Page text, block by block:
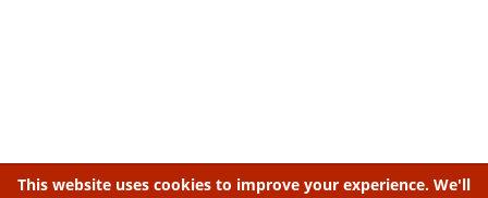
This website uses cookies to improve your experience. We'll